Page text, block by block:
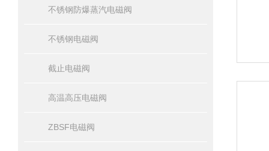
不锈钢防爆蒸汽电磁阀
不锈钢电磁阀
截止电磁阀
高温高压电磁阀
ZBSF电磁阀